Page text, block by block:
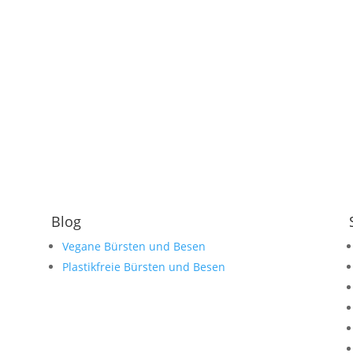
Blog
Vegane Bürsten und Besen
Plastikfreie Bürsten und Besen